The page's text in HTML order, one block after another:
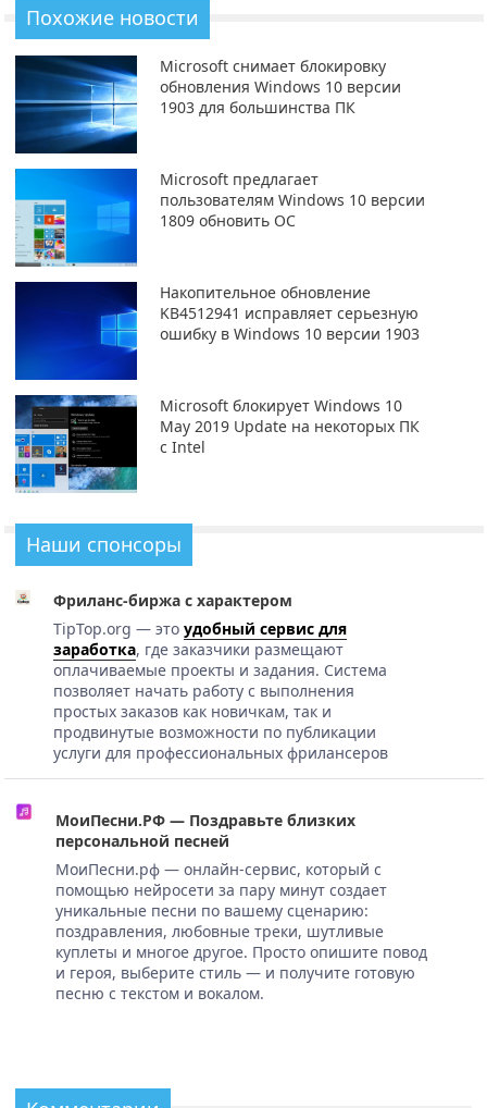
Похожие новости
Microsoft снимает блокировку
обновления Windows 10 версии
1903 для большинства ПК
Microsoft предлагает
пользователям Windows 10 версии
1809 обновить ОС
Накопительное обновление
KB4512941 исправляет серьезную
ошибку в Windows 10 версии 1903
Microsoft блокирует Windows 10
May 2019 Update на некоторых ПК
с Intel
Наши спонсоры
Фриланс-биржа с характером
TipTop.org — это удобный сервис для
заработка, где заказчики размещают
оплачиваемые проекты и задания. Система
позволяет начать работу с выполнения
простых заказов как новичкам, так и
продвинутые возможности по публикации
услуги для профессиональных фрилансеров
МоиПесни.РФ — Поздравьте близких
персональной песней
МоиПесни.рф — онлайн-сервис, который с
помощью нейросети за пару минут создает
уникальные песни по вашему сценарию:
поздравления, любовные треки, шутливые
куплеты и многое другое. Просто опишите повод
и героя, выберите стиль — и получите готовую
песню с текстом и вокалом.